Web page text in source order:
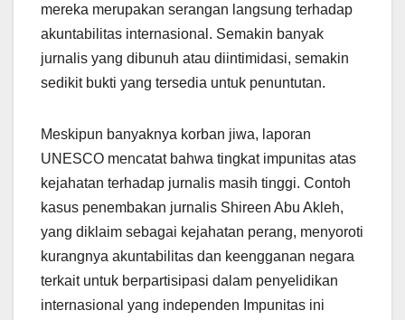
mereka merupakan serangan langsung terhadap
akuntabilitas internasional. Semakin banyak
jurnalis yang dibunuh atau diintimidasi, semakin
sedikit bukti yang tersedia untuk penuntutan.
Meskipun banyaknya korban jiwa, laporan
UNESCO mencatat bahwa tingkat impunitas atas
kejahatan terhadap jurnalis masih tinggi. Contoh
kasus penembakan jurnalis Shireen Abu Akleh,
yang diklaim sebagai kejahatan perang, menyoroti
kurangnya akuntabilitas dan keengganan negara
terkait untuk berpartisipasi dalam penyelidikan
internasional yang independen Impunitas ini